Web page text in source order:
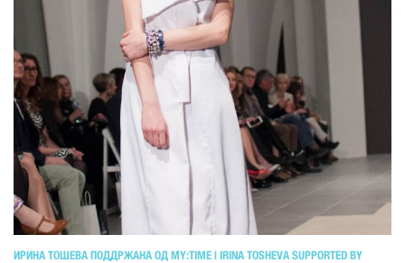
ИРИНА ТОШЕВА ПОДДРЖАНА ОД MY:TIME | IRINA TOSHEVA SUPPORTED BY